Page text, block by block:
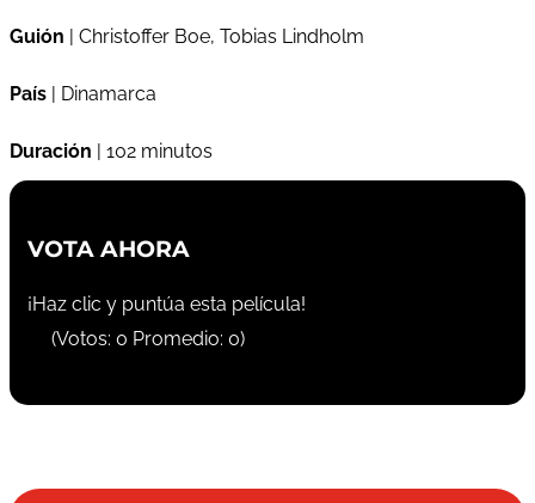
Guión | Christoffer Boe, Tobias Lindholm
País | Dinamarca
Duración | 102 minutos
VOTA AHORA
¡Haz clic y puntúa esta película!
(Votos: 0 Promedio: 0)